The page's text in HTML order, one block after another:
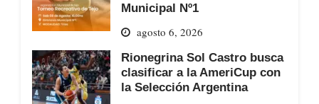
Municipal Nº1
agosto 6, 2026
Rionegrina Sol Castro busca
clasificar a la AmeriCup con
la Selección Argentina